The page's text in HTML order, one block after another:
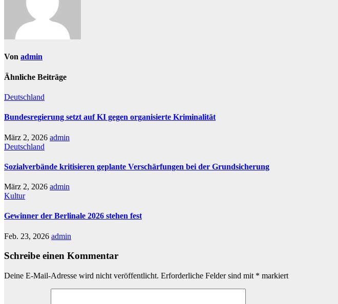
Von admin
Ähnliche Beiträge
Deutschland
Bundesregierung setzt auf KI gegen organisierte Kriminalität
März 2, 2026 admin
Deutschland
Sozialverbände kritisieren geplante Verschärfungen bei der Grundsicherung
März 2, 2026 admin
Kultur
Gewinner der Berlinale 2026 stehen fest
Feb. 23, 2026 admin
Schreibe einen Kommentar
Deine E-Mail-Adresse wird nicht veröffentlicht. Erforderliche Felder sind mit * markiert